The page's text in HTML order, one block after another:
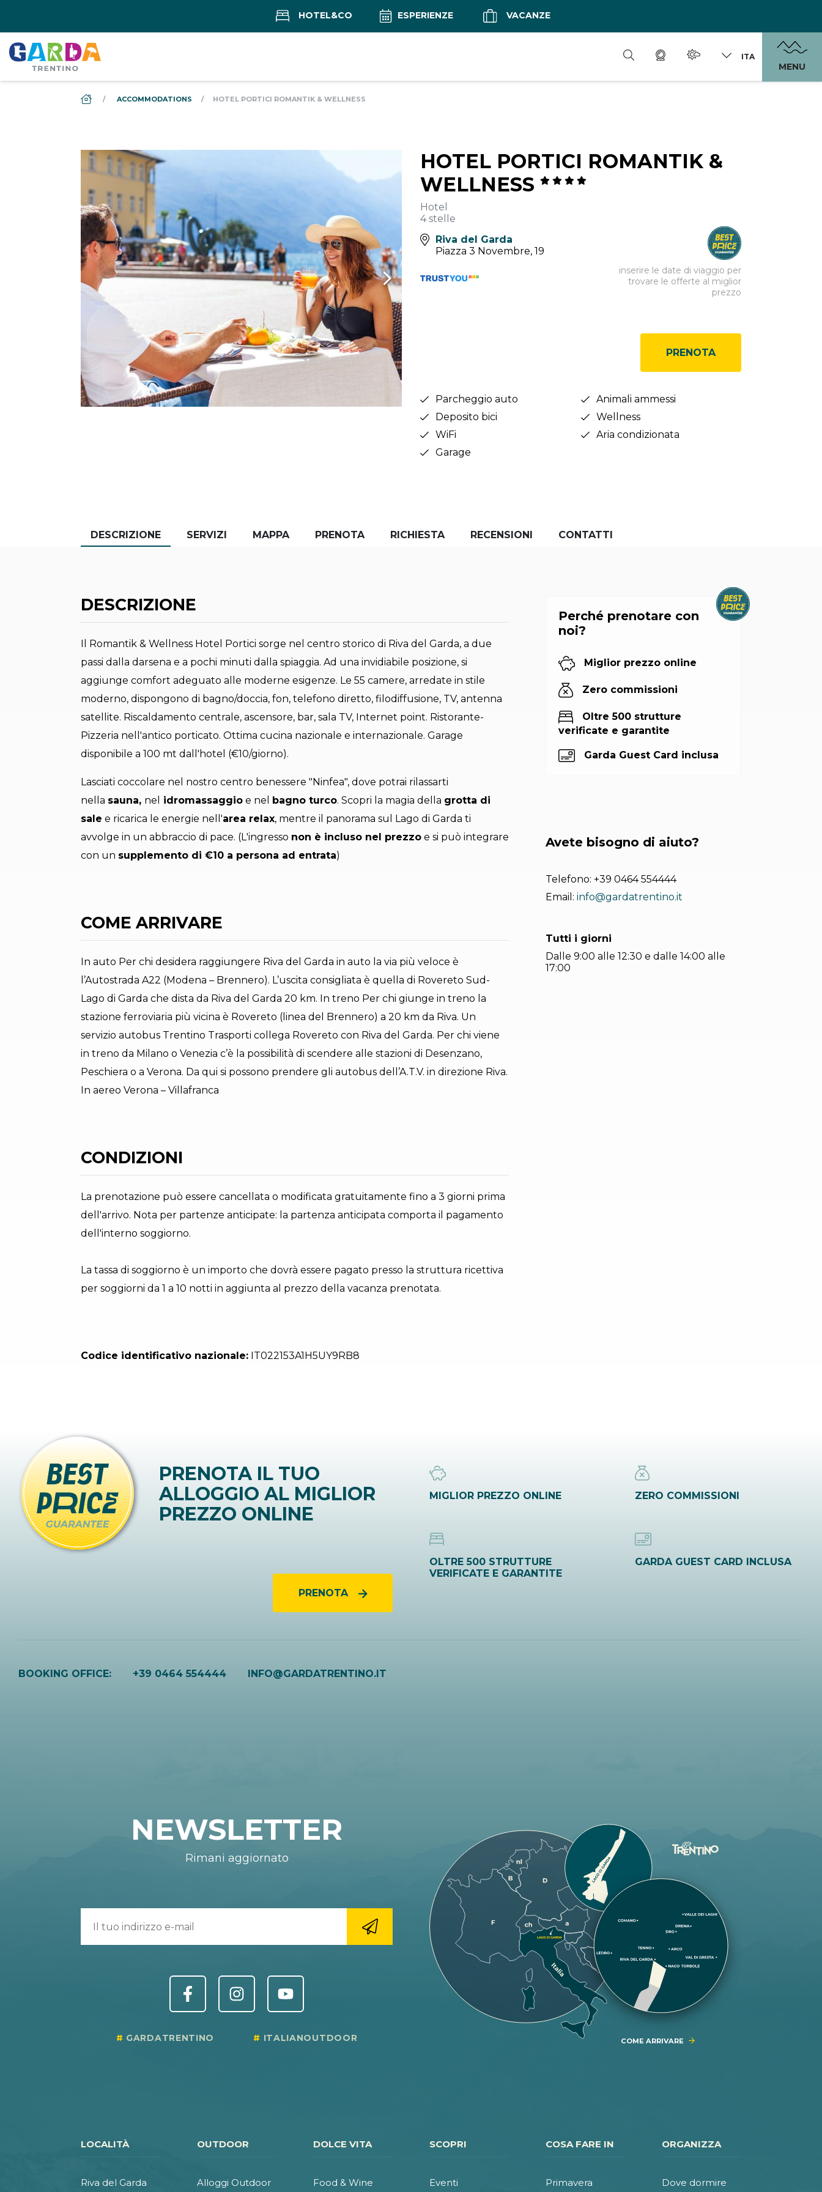
HOTEL&CO ESPERIENZE VACANZE
ITA
MENU
DS_BREADCRUMB.HOME
ACCOMMODATIONS HOTEL PORTICI ROMANTIK & WELLNESS
HOTEL PORTICI ROMANTIK &
WELLNESS
Hotel
4 stelle
Riva del Garda
Piazza 3 Novembre, 19
inserire le date di viaggio per
trovare le offerte al miglior
prezzo
PRENOTA
Parcheggio auto
Animali ammessi
Deposito bici
Wellness
WiFi
Aria condizionata
Garage
DESCRIZIONE SERVIZI MAPPA PRENOTA RICHIESTA RECENSIONI CONTATTI
DESCRIZIONE
Il Romantik & Wellness Hotel Portici sorge nel centro storico di Riva del Garda, a due
passi dalla darsena e a pochi minuti dalla spiaggia. Ad una invidiabile posizione, si
aggiunge comfort adeguato alle moderne esigenze. Le 55 camere, arredate in stile
moderno, dispongono di bagno/doccia, fon, telefono diretto, filodiffusione, TV, antenna
satellite. Riscaldamento centrale, ascensore, bar, sala TV, Internet point. Ristorante-
Pizzeria nell'antico porticato. Ottima cucina nazionale e internazionale. Garage
disponibile a 100 mt dall'hotel (€10/giorno).
Lasciati coccolare nel nostro centro benessere "Ninfea", dove potrai rilassarti
nella sauna, nel idromassaggio e nel bagno turco. Scopri la magia della grotta di
sale e ricarica le energie nell'area relax, mentre il panorama sul Lago di Garda ti
avvolge in un abbraccio di pace. (L'ingresso non è incluso nel prezzo e si può integrare
con un supplemento di €10 a persona ad entrata)
COME ARRIVARE
In auto Per chi desidera raggiungere Riva del Garda in auto la via più veloce è
l’Autostrada A22 (Modena – Brennero). L’uscita consigliata è quella di Rovereto Sud-
Lago di Garda che dista da Riva del Garda 20 km. In treno Per chi giunge in treno la
stazione ferroviaria più vicina è Rovereto (linea del Brennero) a 20 km da Riva. Un
servizio autobus Trentino Trasporti collega Rovereto con Riva del Garda. Per chi viene
in treno da Milano o Venezia c’è la possibilità di scendere alle stazioni di Desenzano,
Peschiera o a Verona. Da qui si possono prendere gli autobus dell’A.T.V. in direzione Riva.
In aereo Verona – Villafranca
CONDIZIONI
La prenotazione può essere cancellata o modificata gratuitamente fino a 3 giorni prima
dell'arrivo. Nota per partenze anticipate: la partenza anticipata comporta il pagamento
dell'interno soggiorno.
La tassa di soggiorno è un importo che dovrà essere pagato presso la struttura ricettiva
per soggiorni da 1 a 10 notti in aggiunta al prezzo della vacanza prenotata.
Codice identificativo nazionale: IT022153A1H5UY9RB8
Perché prenotare con
noi?
Miglior prezzo online
Zero commissioni
Oltre 500 strutture
verificate e garantite
Garda Guest Card inclusa
Avete bisogno di aiuto?
Telefono: +39 0464 554444
Email: info@gardatrentino.it
Tutti i giorni
Dalle 9:00 alle 12:30 e dalle 14:00 alle
17:00
PRENOTA IL TUO
ALLOGGIO AL MIGLIOR
PREZZO ONLINE
PRENOTA
MIGLIOR PREZZO ONLINE ZERO COMMISSIONI
OLTRE 500 STRUTTURE
VERIFICATE E GARANTITE
GARDA GUEST CARD INCLUSA
BOOKING OFFICE: +39 0464 554444 INFO@GARDATRENTINO.IT
COME ARRIVARE
NEWSLETTER
Rimani aggiornato
GARDATRENTINO ITALIANOUTDOOR
LOCALITÀ
Riva del Garda
OUTDOOR
Alloggi Outdoor
DOLCE VITA
Food & Wine
SCOPRI
Eventi
COSA FARE IN
Primavera
ORGANIZZA
Dove dormire